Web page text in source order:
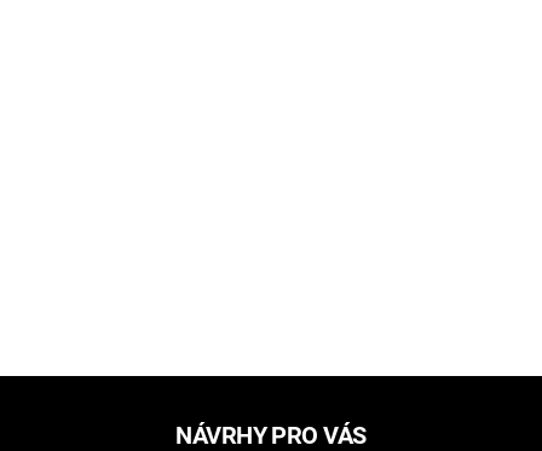
NÁVRHY PRO VÁS